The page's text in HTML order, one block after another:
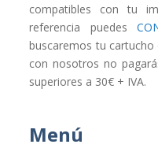
compatibles con tu
referencia puedes
buscaremos tu
con nosotros no
superiores a 30€ + IVA.
Menú